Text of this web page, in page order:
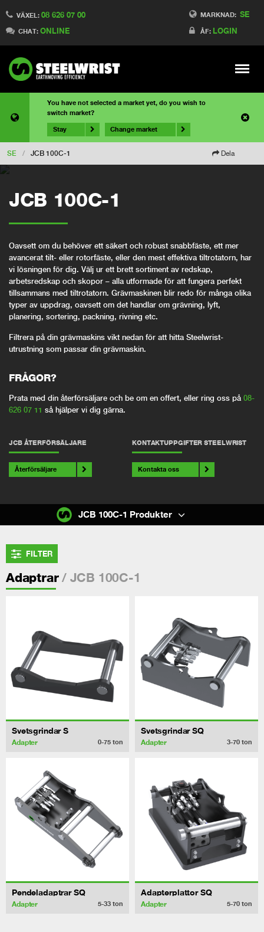
MARKNAD: SE
ÅF: LOGIN
VÄXEL: 08 626 07 00
CHAT: ONLINE
Meny
You have not selected a market yet, do you wish to
switch market?
Stay Change market
SE / JCB 100C-1 Dela
JCB 100C-1
Oavsett om du behöver ett säkert och robust snabbfäste, ett mer
avancerat tilt- eller rotorfäste, eller den mest effektiva tiltrotatorn, har
vi lösningen för dig. Välj ur ett brett sortiment av redskap,
arbetsredskap och skopor – alla utformade för att fungera perfekt
tillsammans med tiltrotatorn. Grävmaskinen blir redo för många olika
typer av uppdrag, oavsett om det handlar om grävning, lyft,
planering, sortering, packning, rivning etc.
Filtrera på din grävmaskins vikt nedan för att hitta Steelwrist-
utrustning som passar din grävmaskin.
FRÅGOR?
Prata med din återförsäljare och be om en offert, eller ring oss på 08-
626 07 11 så hjälper vi dig gärna.
JCB ÅTERFÖRSÄLJARE
Återförsäljare
KONTAKTUPPGIFTER STEELWRIST
Kontakta oss
FILTER
Adaptrar/ JCB 100C-1
Svetsgrindar S
Adapter 0-75 ton
Svetsgrindar SQ
Adapter 3-70 ton
Pendeladaptrar SQ
Adapter 5-33 ton
Adapterplattor SQ
Adapter 5-70 ton
JCB 100C-1 Produkter